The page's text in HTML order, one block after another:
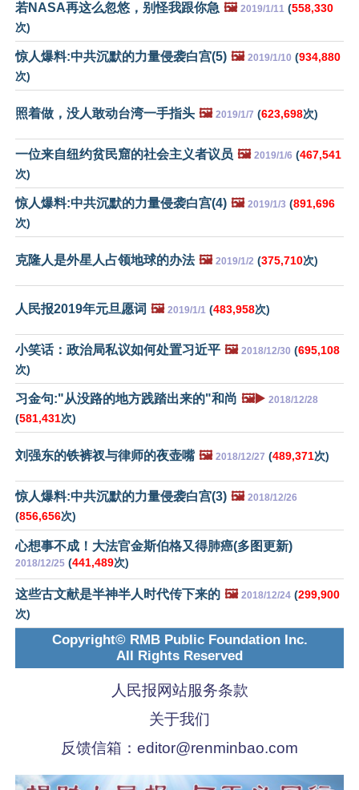
若NASA再这么忽悠，别怪我跟你急 🖼️ 2019/1/11 (558,330
次)
惊人爆料:中共沉默的力量侵袭白宫(5) 🖼️ 2019/1/10 (934,880
次)
照着做，没人敢动台湾一手指头 🖼️ 2019/1/7 (623,698次)
一位来自纽约贫民窟的社会主义者议员 🖼️ 2019/1/6 (467,541
次)
惊人爆料:中共沉默的力量侵袭白宫(4) 🖼️ 2019/1/3 (891,696
次)
克隆人是外星人占领地球的办法 🖼️ 2019/1/2 (375,710次)
人民报2019年元旦愿词 🖼️ 2019/1/1 (483,958次)
小笑话：政治局私议如何处置习近平 🖼️ 2018/12/30 (695,108
次)
习金句:"从没路的地方践踏出来的"和尚 🖼️▶️ 2018/12/28
(581,431次)
刘强东的铁裤衩与律师的夜壶嘴 🖼️ 2018/12/27 (489,371次)
惊人爆料:中共沉默的力量侵袭白宫(3) 🖼️ 2018/12/26
(856,656次)
心想事不成！大法官金斯伯格又得肺癌(多图更新)
2018/12/25 (441,489次)
这些古文献是半神半人时代传下来的 🖼️ 2018/12/24 (299,900
次)
Copyright© RMB Public Foundation Inc.
All Rights Reserved
人民报网站服务条款
关于我们
反馈信箱： editor@renminbao.com